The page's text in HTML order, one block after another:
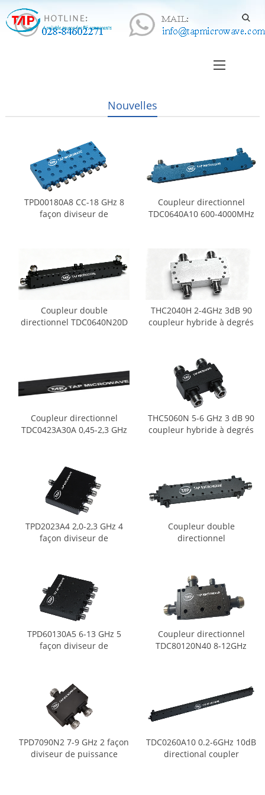
Nouvelles
TPD00180A8 CC-18 GHz 8
façon diviseur de
Coupleur directionnel
TDC0640A10 600-4000MHz
Coupleur double
directionnel TDC0640N20D
THC2040H 2-4GHz 3dB 90
coupleur hybride à degrés
Coupleur directionnel
TDC0423A30A 0,45-2,3 GHz
THC5060N 5-6 GHz 3 dB 90
coupleur hybride à degrés
TPD2023A4 2,0-2,3 GHz 4
façon diviseur de
Coupleur double
directionnel
TPD60130A5 6-13 GHz 5
façon diviseur de
Coupleur directionnel
TDC80120N40 8-12GHz
TPD7090N2 7-9 GHz 2 façon
diviseur de puissance
TDC0260A10 0.2-6GHz 10dB
directional coupler